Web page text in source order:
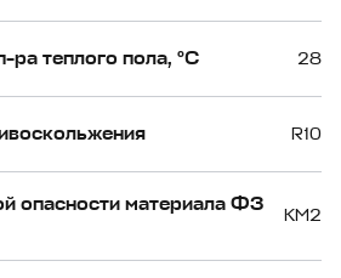
ра теплого пола, °С 28
R10
опасности материала ФЗ
КМ2